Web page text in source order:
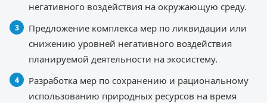
негативного воздействия на окружающую среду.
Предложение комплекса мер по ликвидации или
снижению уровней негативного воздействия
планируемой деятельности на экосистему.
Разработка мер по сохранению и рациональному
использованию природных ресурсов на время